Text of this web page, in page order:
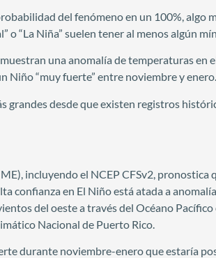
del fenómeno en un 100%, algo
o “La Niña” suelen tener al menos algún
una anomalía de temperaturas en
Niño “muy fuerte” entre noviembre y enero.
grandes desde que existen registros
incluyendo el NCEP CFSv2, pronostica
confianza en El Niño está atada a
del oeste a través del Océano Pacífico
Nacional de Puerto Rico.
durante noviembre-enero que estaría